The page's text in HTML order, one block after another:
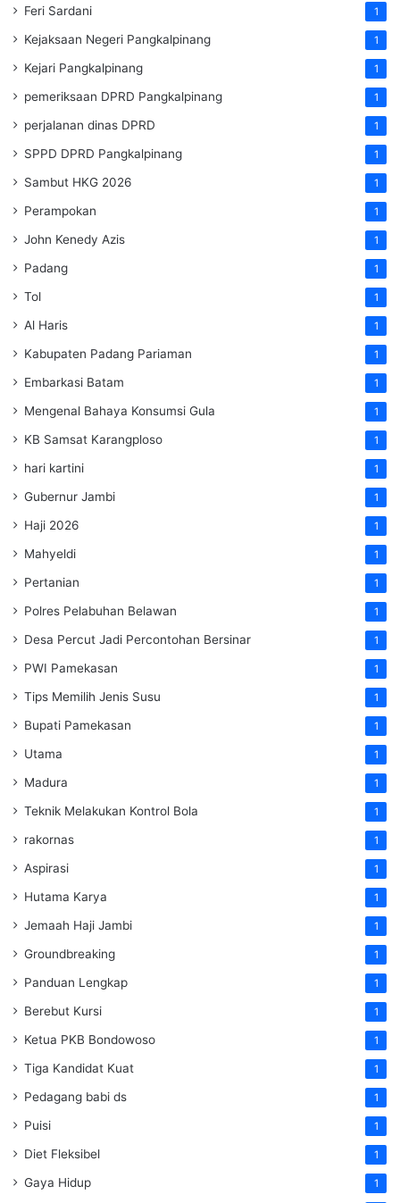
Feri Sardani 1
Kejaksaan Negeri Pangkalpinang 1
Kejari Pangkalpinang 1
pemeriksaan DPRD Pangkalpinang 1
perjalanan dinas DPRD 1
SPPD DPRD Pangkalpinang 1
Sambut HKG 2026 1
Perampokan 1
John Kenedy Azis 1
Padang 1
Tol 1
Al Haris 1
Kabupaten Padang Pariaman 1
Embarkasi Batam 1
Mengenal Bahaya Konsumsi Gula 1
KB Samsat Karangploso 1
hari kartini 1
Gubernur Jambi 1
Haji 2026 1
Mahyeldi 1
Pertanian 1
Polres Pelabuhan Belawan 1
Desa Percut Jadi Percontohan Bersinar 1
PWI Pamekasan 1
Tips Memilih Jenis Susu 1
Bupati Pamekasan 1
Utama 1
Madura 1
Teknik Melakukan Kontrol Bola 1
rakornas 1
Aspirasi 1
Hutama Karya 1
Jemaah Haji Jambi 1
Groundbreaking 1
Panduan Lengkap 1
Berebut Kursi 1
Ketua PKB Bondowoso 1
Tiga Kandidat Kuat 1
Pedagang babi ds 1
Puisi 1
Diet Fleksibel 1
Gaya Hidup 1